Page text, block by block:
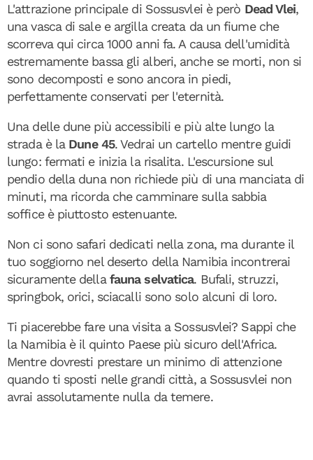
L'attrazione principale di Sossusvlei è però Dead Vlei,
una vasca di sale e argilla creata da un fiume che
scorreva qui circa 1000 anni fa. A causa dell'umidità
estremamente bassa gli alberi, anche se morti, non si
sono decomposti e sono ancora in piedi,
perfettamente conservati per l'eternità.
Una delle dune più accessibili e più alte lungo la
strada è la Dune 45. Vedrai un cartello mentre guidi
lungo: fermati e inizia la risalita. L'escursione sul
pendio della duna non richiede più di una manciata di
minuti, ma ricorda che camminare sulla sabbia
soffice è piuttosto estenuante.
Non ci sono safari dedicati nella zona, ma durante il
tuo soggiorno nel deserto della Namibia incontrerai
sicuramente della fauna selvatica. Bufali, struzzi,
springbok, orici, sciacalli sono solo alcuni di loro.
Ti piacerebbe fare una visita a Sossusvlei? Sappi che
la Namibia è il quinto Paese più sicuro dell'Africa.
Mentre dovresti prestare un minimo di attenzione
quando ti sposti nelle grandi città, a Sossusvlei non
avrai assolutamente nulla da temere.